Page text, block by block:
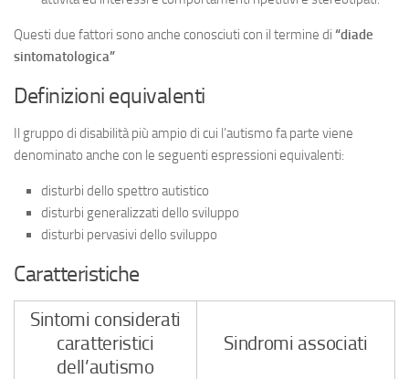
Questi due fattori sono anche conosciuti con il termine di “diade
sintomatologica”
Definizioni equivalenti
Il gruppo di disabilità più ampio di cui l’autismo fa parte viene
denominato anche con le seguenti espressioni equivalenti:
disturbi dello spettro autistico
disturbi generalizzati dello sviluppo
disturbi pervasivi dello sviluppo
Caratteristiche
Sintomi considerati
caratteristici
dell’autismo
Sindromi associati